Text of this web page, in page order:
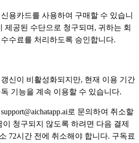
용카드를 사용하여 구매할 수 있습니
제공된 수단으로 청구되며, 귀하는 회
수료를 처리하도록 승인합니다.
신이 비활성화되지만, 현재 이용 기간
기능을 계속 이용할 수 있습니다.
로 문의하여 취소할
청구되지 않도록 하려면 다음 결제
72시간 전에 취소해야 합니다. 구독료